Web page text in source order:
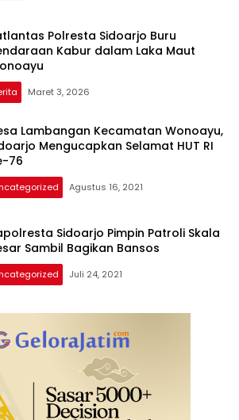
Polresta Sidoarjo Buru
Kabur dalam Laka Maut
Maret 3, 2026
Lambangan Kecamatan Wonoayu,
Mengucapkan Selamat HUT RI
76
Agustus 16, 2021
Sidoarjo Pimpin Patroli Skala
Sambil Bagikan Bansos
Juli 24, 2021